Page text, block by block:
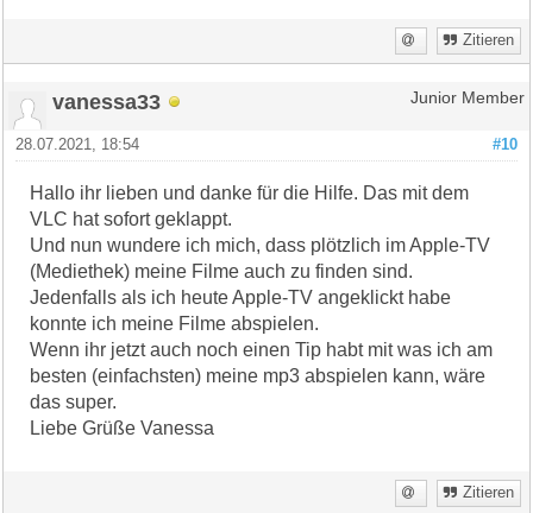
Zitieren
vanessa33 Junior Member
#10
28.07.2021, 18:54
Hallo ihr lieben und danke für die Hilfe. Das mit dem
VLC hat sofort geklappt.
Und nun wundere ich mich, dass plötzlich im Apple-TV
(Mediethek) meine Filme auch zu finden sind.
Jedenfalls als ich heute Apple-TV angeklickt habe
konnte ich meine Filme abspielen.
Wenn ihr jetzt auch noch einen Tip habt mit was ich am
besten (einfachsten) meine mp3 abspielen kann, wäre
das super.
Liebe Grüße Vanessa
Zitieren